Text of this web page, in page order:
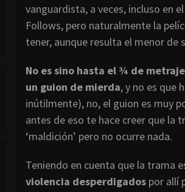
vanguardista, a veces, incluso en
Follows, pero naturalmente la
tener, aunque resulta el menor de
No es sino hasta el ¾ de
un guion de mierda, y no es que
inútilmente), no, el guion es muy
antes de eso te hace creer que la
‘maldición’ pero no ocurre nada.
Teniendo en cuenta que la trama
violencia desperdigados por allí